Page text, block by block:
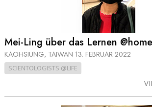
Mei-Ling über das Lernen @home
KAOHSIUNG, TAIWAN 13. FEBRUAR 2022
SCIENTOLOGISTS @LIFE